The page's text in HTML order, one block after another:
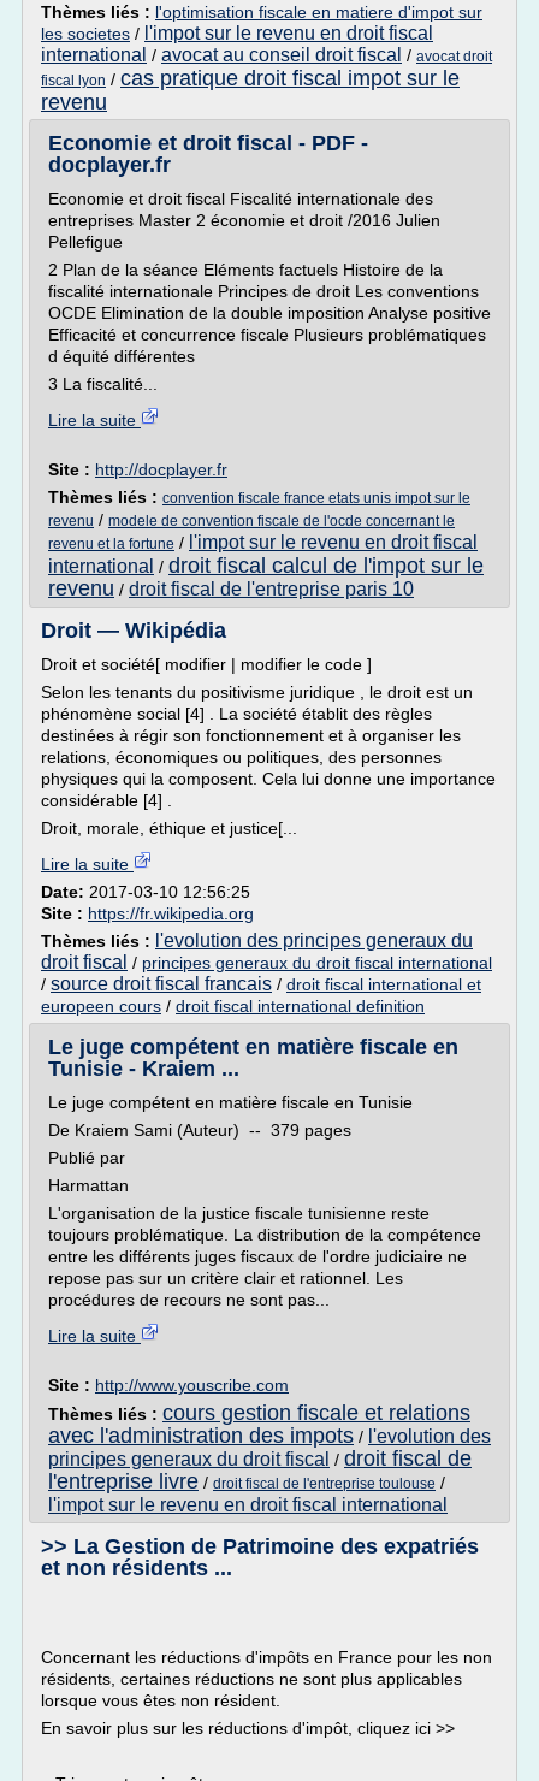
Thèmes liés : l'optimisation fiscale en matiere d'impot sur
les societes / l'impot sur le revenu en droit fiscal
international / avocat au conseil droit fiscal / avocat droit
fiscal lyon / cas pratique droit fiscal impot sur le
revenu
Economie et droit fiscal - PDF -
docplayer.fr
Economie et droit fiscal Fiscalité internationale des
entreprises Master 2 économie et droit /2016 Julien
Pellefigue
2 Plan de la séance Eléments factuels Histoire de la
fiscalité internationale Principes de droit Les conventions
OCDE Elimination de la double imposition Analyse positive
Efficacité et concurrence fiscale Plusieurs problématiques
d équité différentes
3 La fiscalité...
Lire la suite
Site : http://docplayer.fr
Thèmes liés : convention fiscale france etats unis impot sur le
revenu / modele de convention fiscale de l'ocde concernant le
revenu et la fortune / l'impot sur le revenu en droit fiscal
international / droit fiscal calcul de l'impot sur le
revenu / droit fiscal de l'entreprise paris 10
Droit — Wikipédia
Droit et société[ modifier | modifier le code ]
Selon les tenants du positivisme juridique , le droit est un
phénomène social [4] . La société établit des règles
destinées à régir son fonctionnement et à organiser les
relations, économiques ou politiques, des personnes
physiques qui la composent. Cela lui donne une importance
considérable [4] .
Droit, morale, éthique et justice[...
Lire la suite
Date: 2017-03-10 12:56:25
Site : https://fr.wikipedia.org
Thèmes liés : l'evolution des principes generaux du
droit fiscal / principes generaux du droit fiscal international
/ source droit fiscal francais / droit fiscal international et
europeen cours / droit fiscal international definition
Le juge compétent en matière fiscale en
Tunisie - Kraiem ...
Le juge compétent en matière fiscale en Tunisie
De Kraiem Sami (Auteur) -- 379 pages
Publié par
Harmattan
L'organisation de la justice fiscale tunisienne reste
toujours problématique. La distribution de la compétence
entre les différents juges fiscaux de l'ordre judiciaire ne
repose pas sur un critère clair et rationnel. Les
procédures de recours ne sont pas...
Lire la suite
Site : http://www.youscribe.com
Thèmes liés : cours gestion fiscale et relations
avec l'administration des impots / l'evolution des
principes generaux du droit fiscal / droit fiscal de
l'entreprise livre / droit fiscal de l'entreprise toulouse /
l'impot sur le revenu en droit fiscal international
>> La Gestion de Patrimoine des expatriés
et non résidents ...
Concernant les réductions d'impôts en France pour les non
résidents, certaines réductions ne sont plus applicables
lorsque vous êtes non résident.
En savoir plus sur les réductions d'impôt, cliquez ici >>